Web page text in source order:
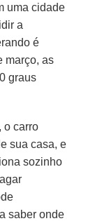
uma cidade
a
é
março, as
graus
o carro
sua casa, e
sozinho
saber onde